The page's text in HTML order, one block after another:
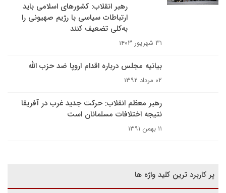
رهبر انقلاب: کشورهای اسلامی باید
ارتباطات سیاسی با رژیم صهیونی را
به‌کلی تضعیف کنند
۳۱ شهریور ۱۴۰۳
بیانیه مجلس درباره اقدام اروپا ضد حزب الله
۰۲ مرداد ۱۳۹۲
رهبر معظم انقلاب: حرکت جدید غرب در آفریقا
نتیجه اختلافات مسلمانان است
۱۱ بهمن ۱۳۹۱
پر کاربرد ترین کلید واژه ها